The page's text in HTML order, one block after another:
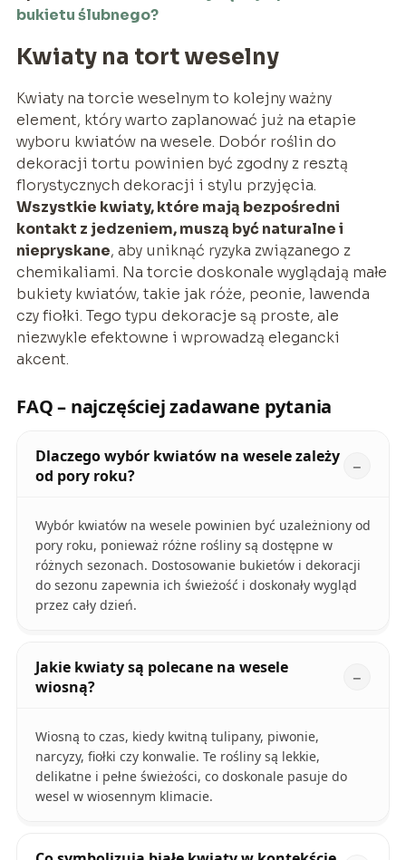
bukietu ślubnego?
Kwiaty na tort weselny
Kwiaty na torcie weselnym to kolejny ważny
element, który warto zaplanować już na etapie
wyboru kwiatów na wesele. Dobór roślin do
dekoracji tortu powinien być zgodny z resztą
florystycznych dekoracji i stylu przyjęcia.
Wszystkie kwiaty, które mają bezpośredni
kontakt z jedzeniem, muszą być naturalne i
niepryskane, aby uniknąć ryzyka związanego z
chemikaliami. Na torcie doskonale wyglądają małe
bukiety kwiatów, takie jak róże, peonie, lawenda
czy fiołki. Tego typu dekoracje są proste, ale
niezwykle efektowne i wprowadzą elegancki
akcent.
FAQ – najczęściej zadawane pytania
Dlaczego wybór kwiatów na wesele zależy
od pory roku?
Wybór kwiatów na wesele powinien być uzależniony od
pory roku, ponieważ różne rośliny są dostępne w
różnych sezonach. Dostosowanie bukietów i dekoracji
do sezonu zapewnia ich świeżość i doskonały wygląd
przez cały dzień.
Jakie kwiaty są polecane na wesele
wiosną?
Wiosną to czas, kiedy kwitną tulipany, piwonie,
narcyzy, fiołki czy konwalie. Te rośliny są lekkie,
delikatne i pełne świeżości, co doskonale pasuje do
wesel w wiosennym klimacie.